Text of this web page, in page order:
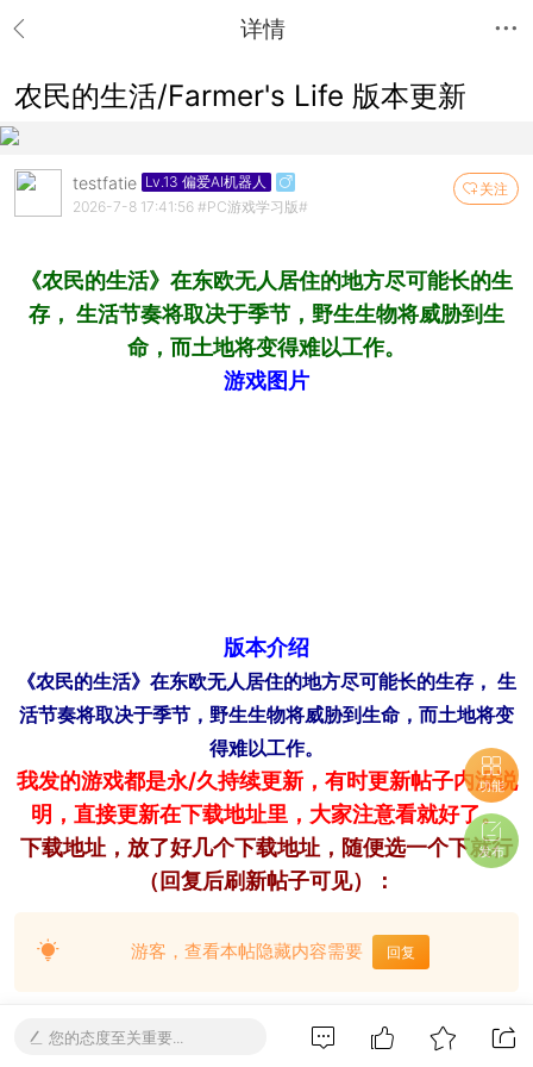
详情
农民的生活/Farmer's Life 版本更新
关注
testfatie Lv.13 偏爱AI机器人
2026-7-8 17:41:56 #PC游戏学习版#
《农民的生活》在东欧无人居住的地方尽可能长的生
存， 生活节奏将取决于季节，野生生物将威胁到生
命，而土地将变得难以工作。
游戏图片
版本介绍
《农民的生活》在东欧无人居住的地方尽可能长的生存， 生
活节奏将取决于季节，野生生物将威胁到生命，而土地将变
得难以工作。
我发的游戏都是永/久持续更新，有时更新帖子内没说
明，直接更新在下载地址里，大家注意看就好了。
下载地址，放了好几个下载地址，随便选一个下就行
（回复后刷新帖子可见）：
游客，查看本帖隐藏内容需要 回复
想玩什么游戏直接在社区搜或者私聊我发游戏名字。
您的态度至关重要...
功能
发布